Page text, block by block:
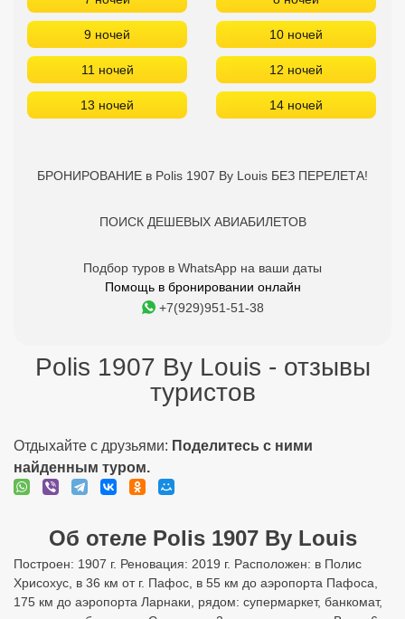
9 ночей 10 ночей
11 ночей 12 ночей
13 ночей 14 ночей
БРОНИРОВАНИЕ в Polis 1907 By Louis БЕЗ ПЕРЕЛЕТА!
ПОИСК ДЕШЕВЫХ АВИАБИЛЕТОВ
Подбор туров в WhatsApp на ваши даты
Помощь в бронировании онлайн
+7(929)951-51-38
Polis 1907 By Louis - отзывы
туристов
Отдыхайте с друзьями: Поделитесь с ними
найденным туром.
Об отеле Polis 1907 By Louis
Построен: 1907 г. Реновация: 2019 г. Расположен: в Полис
Хрисохус, в 36 км от г. Пафос, в 55 км до аэропорта Пафоса,
175 км до аэропорта Ларнаки, рядом: супермаркет, банкомат,